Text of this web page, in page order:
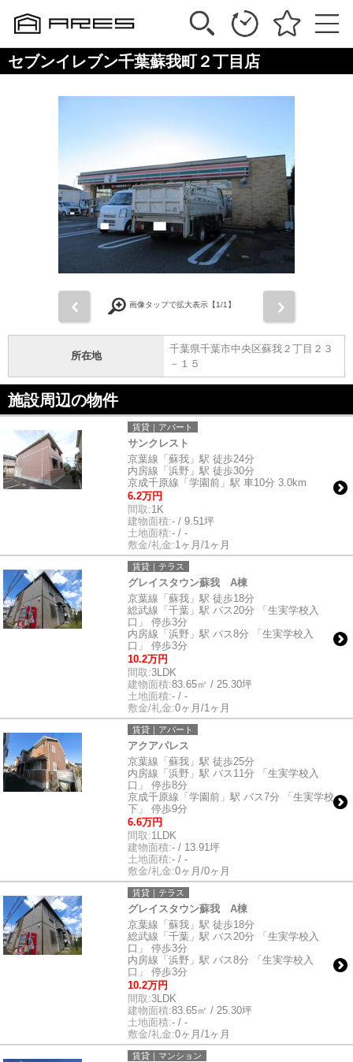
セブンイレブン千葉蘇我町２丁目店
画像タップで拡大表示【1/1】
所在地
千葉県千葉市中央区蘇我２丁目２３
－１５
施設周辺の物件
賃貸｜アパート
サンクレスト
京葉線「蘇我」駅 徒歩24分
内房線「浜野」駅 徒歩30分
京成千原線「学園前」駅 車10分 3.0km
6.2万円
間取:1K
建物面積:- / 9.51坪
土地面積:- / -
敷金/礼金:1ヶ月/1ヶ月
賃貸｜テラス
グレイスタウン蘇我 A棟
京葉線「蘇我」駅 徒歩18分
総武線「千葉」駅 バス20分 「生実学校入
口」 停歩3分
内房線「浜野」駅 バス8分 「生実学校入
口」 停歩3分
10.2万円
間取:3LDK
建物面積:83.65㎡ / 25.30坪
土地面積:- / -
敷金/礼金:0ヶ月/1ヶ月
賃貸｜アパート
アクアパレス
京葉線「蘇我」駅 徒歩25分
内房線「浜野」駅 バス11分 「生実学校入
口」 停歩8分
京成千原線「学園前」駅 バス7分 「生実学校
下」 停歩9分
6.6万円
間取:1LDK
建物面積:- / 13.91坪
土地面積:- / -
敷金/礼金:0ヶ月/0ヶ月
賃貸｜テラス
グレイスタウン蘇我 A棟
京葉線「蘇我」駅 徒歩18分
総武線「千葉」駅 バス20分 「生実学校入
口」 停歩3分
内房線「浜野」駅 バス8分 「生実学校入
口」 停歩3分
10.2万円
間取:3LDK
建物面積:83.65㎡ / 25.30坪
土地面積:- / -
敷金/礼金:0ヶ月/1ヶ月
賃貸｜マンション